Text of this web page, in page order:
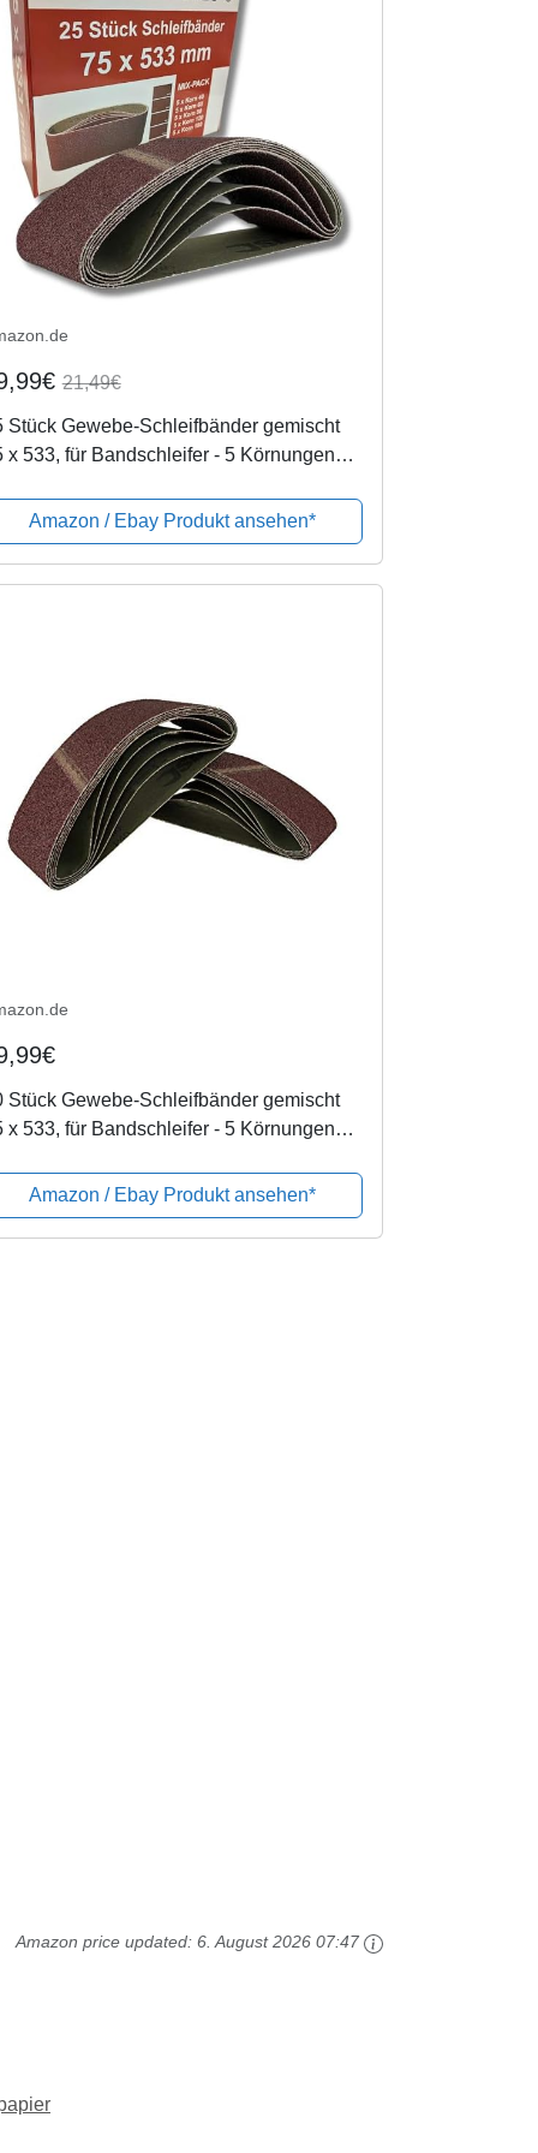
21,49€
Stück Gewebe-Schleifbänder gemischt
x 533, für Bandschleifer - 5 Körnungen
Schleif-Mix/Schleifbänder
Amazon / Ebay Produkt ansehen*
Stück Gewebe-Schleifbänder gemischt
x 533, für Bandschleifer - 5 Körnungen
Schleif-Mix/Schleifbänder
Amazon / Ebay Produkt ansehen*
Amazon price updated:6. August 2026 07:47